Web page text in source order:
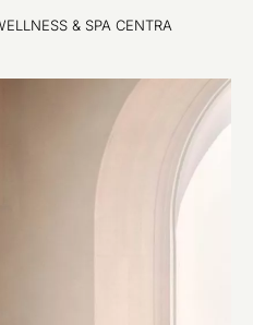
& SPA CENTRA